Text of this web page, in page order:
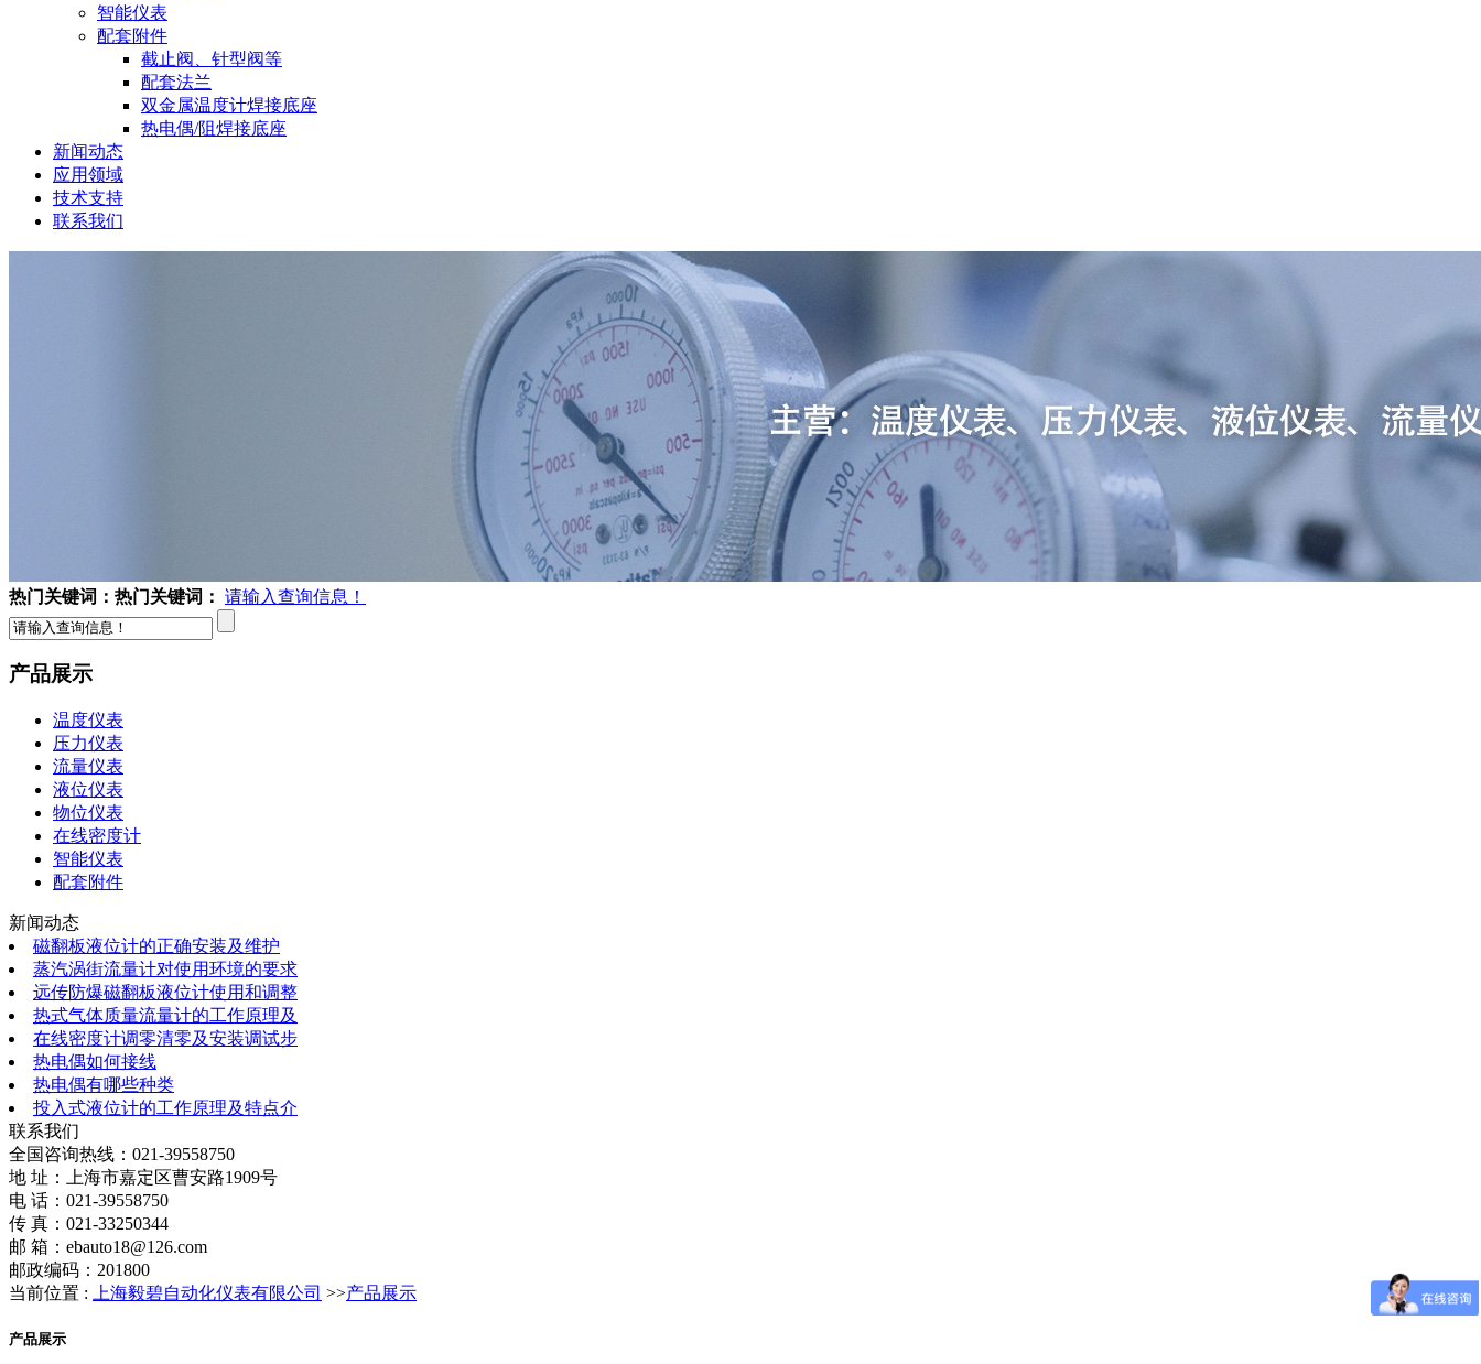
智能仪表
配套附件
截止阀、针型阀等
配套法兰
双金属温度计焊接底座
热电偶/阻焊接底座
新闻动态
应用领域
技术支持
联系我们
热门关键词： 热门关键词： 请输入查询信息！
产品展示
温度仪表
压力仪表
流量仪表
液位仪表
物位仪表
在线密度计
智能仪表
配套附件
新闻动态
磁翻板液位计的正确安装及维护
蒸汽涡街流量计对使用环境的要求
远传防爆磁翻板液位计使用和调整
热式气体质量流量计的工作原理及
在线密度计调零清零及安装调试步
热电偶如何接线
热电偶有哪些种类
投入式液位计的工作原理及特点介
联系我们
全国咨询热线： 021-39558750
地 址：上海市嘉定区曹安路1909号
电 话：021-39558750
传 真：021-33250344
邮 箱：ebauto18@126.com
邮政编码：201800
当前位置 :
上海毅碧自动化仪表有限公司 >>产品展示
产品展示